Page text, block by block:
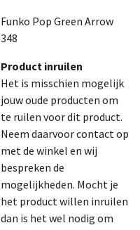
Funko Pop Green Arrow
348
Product inruilen
Het is misschien mogelijk
jouw oude producten om
te ruilen voor dit product.
Neem daarvoor contact op
met de winkel en wij
bespreken de
mogelijkheden. Mocht je
het product willen inruilen
dan is het wel nodig om